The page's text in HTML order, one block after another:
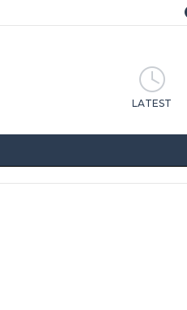
LATEST